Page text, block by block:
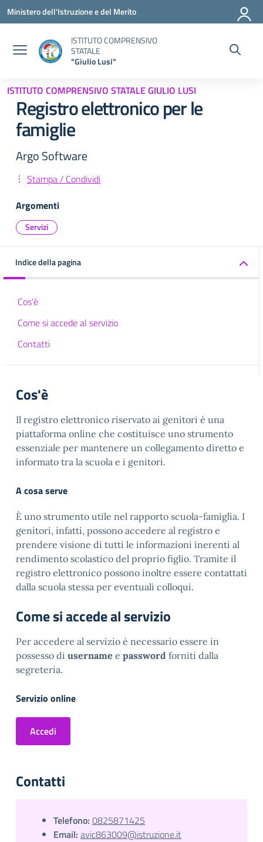
Vai ai contenuti
Vai al menu di navigazione
Vai al footer
Ministero dell'Istruzione e del Merito
ISTITUTO COMPRENSIVO
STATALE
"Giulio Lusi"
ISTITUTO COMPRENSIVO STATALE GIULIO LUSI
Registro elettronico per le
famiglie
Argo Software
Stampa / Condividi
Argomenti
Servizi
Indice della pagina
Cos'è
Come si accede al servizio
Contatti
Cos'è
Il registro elettronico riservato ai genitori è una
piattaforma online che costituisce uno strumento
essenziale per mantenere un collegamento diretto e
informato tra la scuola e i genitori.
A cosa serve
È uno strumento utile nel rapporto scuola-famiglia. I
genitori, infatti, possono accedere al registro e
prendere visione di tutti le informazioni inerenti al
rendimento scolastico del proprio figlio. Tramite il
registro elettronico possono inoltre essere contattati
dalla scuola stessa per eventuali colloqui.
Come si accede al servizio
Per accedere al servizio è necessario essere in
possesso di username e password forniti dalla
segreteria.
Servizio online
Accedi
Contatti
Telefono: 0825871425
Email: avic863009@istruzione.it